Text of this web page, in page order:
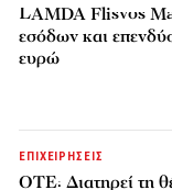
LAMDA Flisvos
εσόδων και
ευρώ
ΕΠΙΧΕΙΡΗΣΕΙΣ
ΟΤΕ: Διατηρεί τη